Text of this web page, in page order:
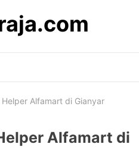
Alfamart di Gianyar
Alfamart di